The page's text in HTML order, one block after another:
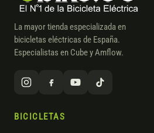
La mayor tienda especializada en
bicicletas eléctricas de España.
Especialistas en Cube y Amflow.
BICICLETAS